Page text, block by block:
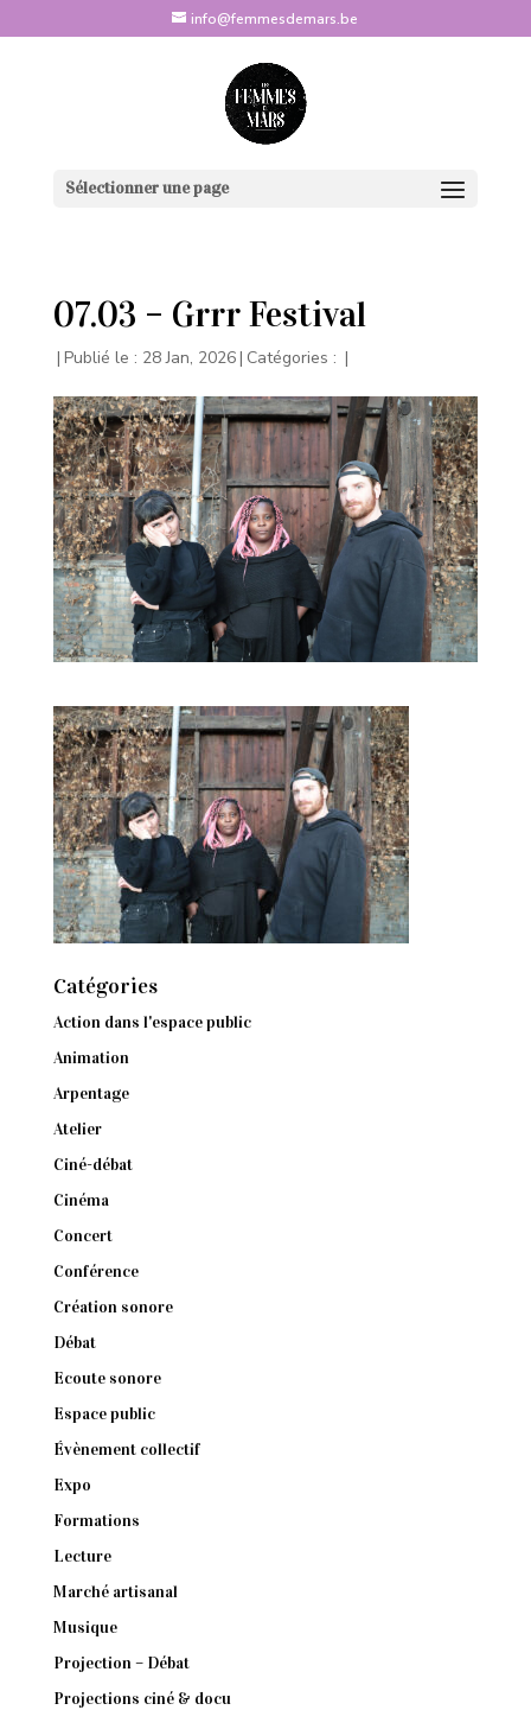
info@femmesdemars.be
Sélectionner une page
07.03 – Grrr Festival
| Publié le : 28 Jan, 2026| Catégories : |
Catégories
Action dans l'espace public
Animation
Arpentage
Atelier
Ciné-débat
Cinéma
Concert
Conférence
Création sonore
Débat
Ecoute sonore
Espace public
Évènement collectif
Expo
Formations
Lecture
Marché artisanal
Musique
Projection – Débat
Projections ciné & docu